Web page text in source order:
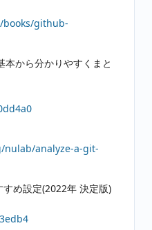
github-
から分かりやすくまと
analyze-a-git-
め設定(2022年 決定版)